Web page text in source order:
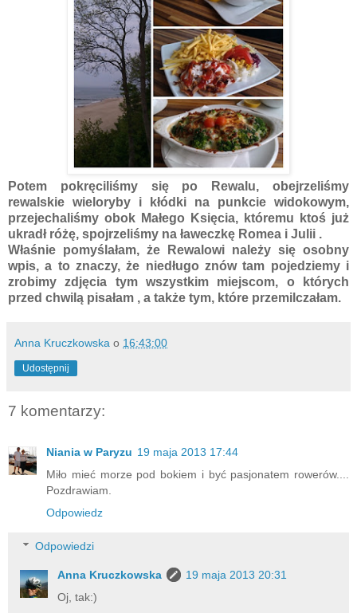
Potem pokręciliśmy się po Rewalu, obejrzeliśmy
rewalskie wieloryby i kłódki na punkcie widokowym,
przejechaliśmy obok Małego Księcia, któremu ktoś już
ukradł różę, spojrzeliśmy na ławeczkę Romea i Julii .
Właśnie pomyślałam, że Rewalowi należy się osobny
wpis, a to znaczy, że niedługo znów tam pojedziemy i
zrobimy zdjęcia tym wszystkim miejscom, o których
przed chwilą pisałam , a także tym, które przemilczałam.
Anna Kruczkowska o 16:43:00
Udostępnij
7 komentarzy:
Niania w Paryzu 19 maja 2013 17:44
Miło mieć morze pod bokiem i być pasjonatem rowerów....
Pozdrawiam.
Odpowiedz
Odpowiedzi
Anna Kruczkowska
19 maja 2013 20:31
Oj, tak:)